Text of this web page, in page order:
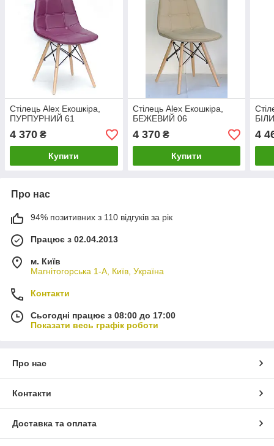
Стілець Alex Екошкіра,
ПУРПУРНИЙ 61
4 370 ₴
Купити
Стілець Alex Екошкіра,
БЕЖЕВИЙ 06
4 370₴
Купити
4
Про нас
94% позитивних з 110 відгуків за рік
Працює з 02.04.2013
м. Київ
Магнітогорська 1-А, Київ, Україна
Контакти
Сьогодні працює з 08:00 до 17:00
Показати весь графік роботи
Про нас
Контакти
Доставка та оплата